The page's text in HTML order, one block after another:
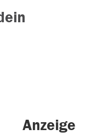
Anzeige